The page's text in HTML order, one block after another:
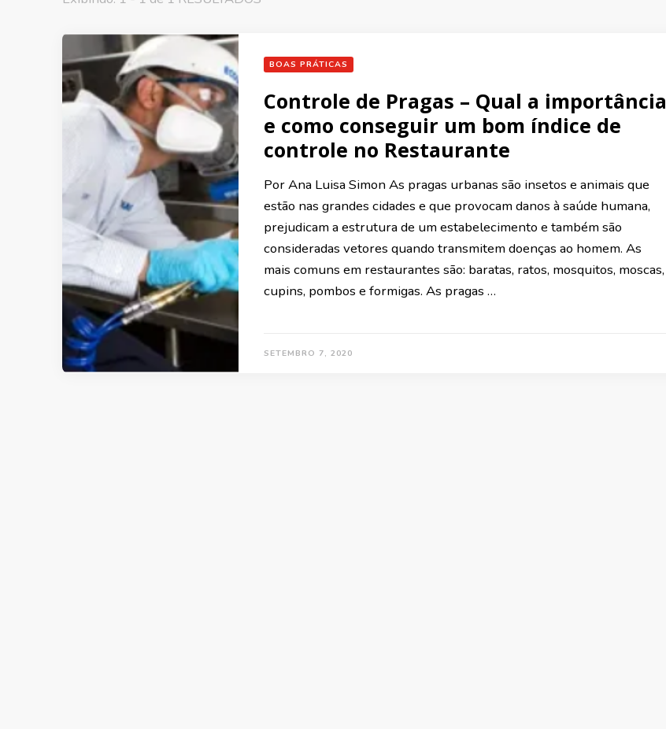
BOAS PRÁTICAS
Controle de Pragas – Qual a importância
e como conseguir um bom índice de
controle no Restaurante
Por Ana Luisa Simon As pragas urbanas são insetos e animais que
estão nas grandes cidades e que provocam danos à saúde humana,
prejudicam a estrutura de um estabelecimento e também são
consideradas vetores quando transmitem doenças ao homem. As
mais comuns em restaurantes são: baratas, ratos, mosquitos, moscas,
cupins, pombos e formigas. As pragas …
SETEMBRO 7, 2020